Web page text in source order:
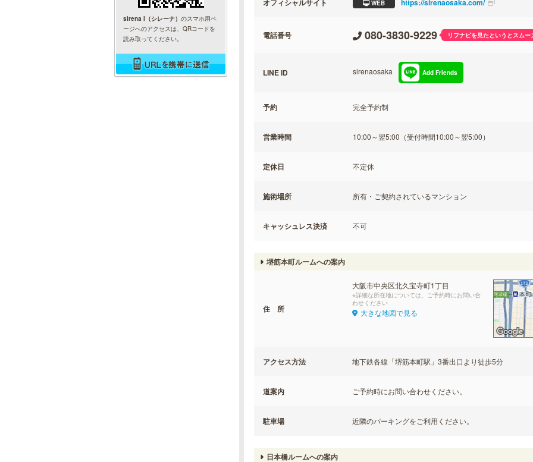
sirena I（シレーナ） のスマホ用ペ
ージへのアクセスは、QRコードを
読み取ってください。
オフィシャルサイト WEB https://sirenaosaka.com/
電話番号 080-3830-9229 リフナビを見たというとスムー
LINE ID sirenaosaka Add Friends
予約 完全予約制
営業時間 10:00～翌5:00（受付時間10:00～翌5:00）
定休日 不定休
施術場所 所有・ご契約されているマンション
キャッシュレス決済 不可
堺筋本町ルームへの案内
住 所
大阪市中央区北久宝寺町1丁目
※詳細な所在地については、ご予約時にお問い合
わせください
大きな地図で見る
アクセス方法 地下鉄各線「堺筋本町駅」3番出口より徒歩5分
道案内 ご予約時にお問い合わせください。
駐車場 近隣のパーキングをご利用ください。
日本橋ルームへの案内